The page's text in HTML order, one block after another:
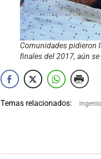
Comunidades pidieron
finales del 2017, aún
Temas relacionados: